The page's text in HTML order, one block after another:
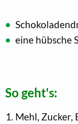
eine hübsche
So geht's:
Mehl, Zucker,